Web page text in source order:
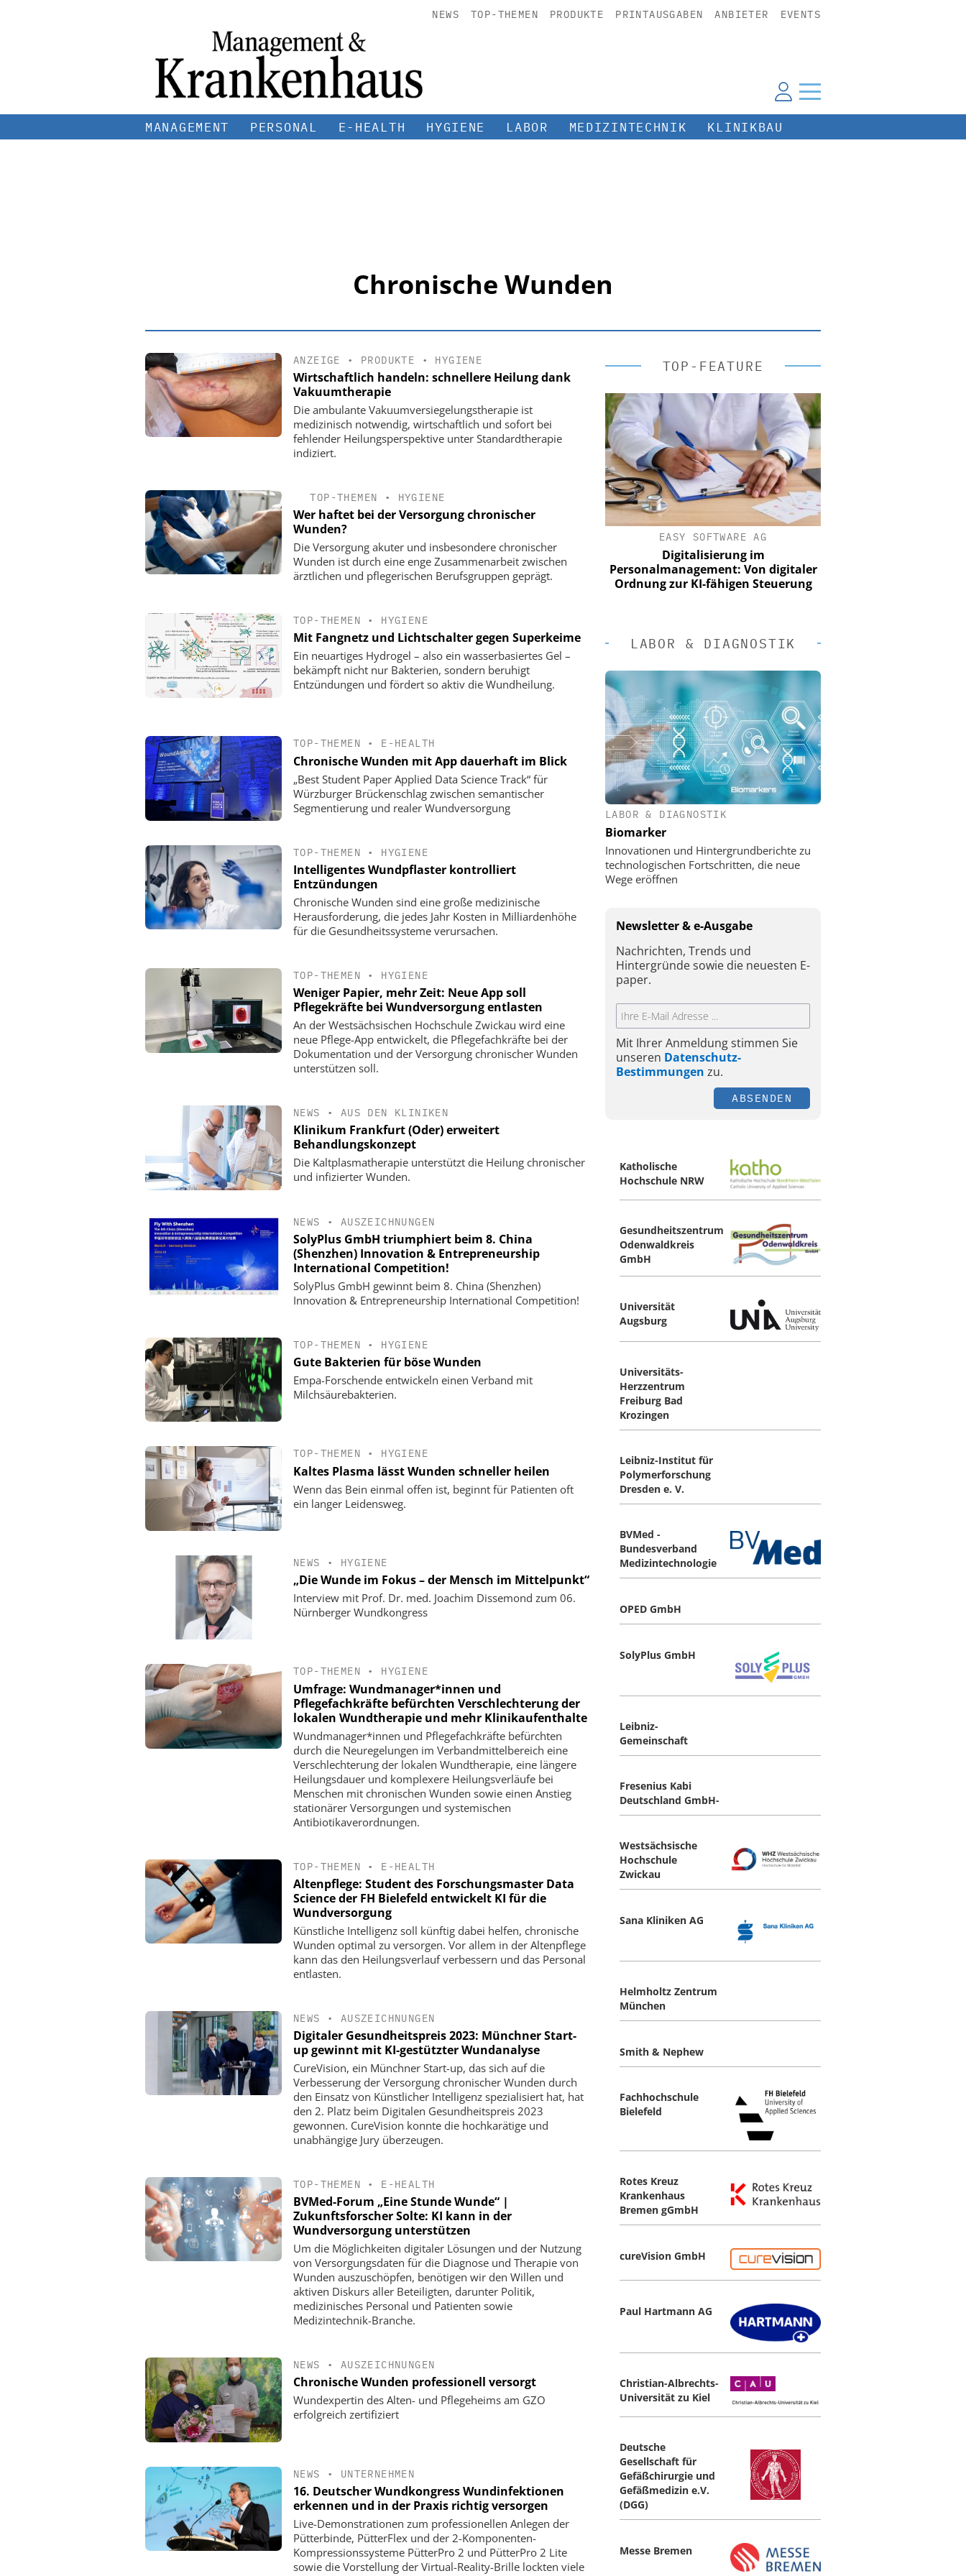
NEWS TOP-THEMEN PRODUKTE PRINTAUSGABEN ANBIETER EVENTS
MANAGEMENT PERSONAL E-HEALTH HYGIENE LABOR MEDIZINTECHNIK KLINIKBAU
Chronische Wunden
ANZEIGE • PRODUKTE • HYGIENE
Wirtschaftlich handeln: schnellere Heilung dank
Vakuumtherapie
Die ambulante Vakuumversiegelungstherapie ist
medizinisch notwendig, wirtschaftlich und sofort bei
fehlender Heilungsperspektive unter Standardtherapie
indiziert.
TOP-THEMEN • HYGIENE
Wer haftet bei der Versorgung chronischer
Wunden?
Die Versorgung akuter und insbesondere chronischer
Wunden ist durch eine enge Zusammenarbeit zwischen
ärztlichen und pflegerischen Berufsgruppen geprägt.
TOP-THEMEN • HYGIENE
Mit Fangnetz und Lichtschalter gegen Superkeime
Ein neuartiges Hydrogel – also ein wasserbasiertes Gel –
bekämpft nicht nur Bakterien, sondern beruhigt
Entzündungen und fördert so aktiv die Wundheilung.
TOP-THEMEN • E-HEALTH
Chronische Wunden mit App dauerhaft im Blick
„Best Student Paper Applied Data Science Track“ für
Würzburger Brückenschlag zwischen semantischer
Segmentierung und realer Wundversorgung
TOP-THEMEN • HYGIENE
Intelligentes Wundpflaster kontrolliert
Entzündungen
Chronische Wunden sind eine große medizinische
Herausforderung, die jedes Jahr Kosten in Milliardenhöhe
für die Gesundheitssysteme verursachen.
TOP-THEMEN • HYGIENE
Weniger Papier, mehr Zeit: Neue App soll
Pflegekräfte bei Wundversorgung entlasten
An der Westsächsischen Hochschule Zwickau wird eine
neue Pflege-App entwickelt, die Pflegefachkräfte bei der
Dokumentation und der Versorgung chronischer Wunden
unterstützen soll.
NEWS • AUS DEN KLINIKEN
Klinikum Frankfurt (Oder) erweitert
Behandlungskonzept
Die Kaltplasmatherapie unterstützt die Heilung chronischer
und infizierter Wunden.
NEWS • AUSZEICHNUNGEN
SolyPlus GmbH triumphiert beim 8. China
(Shenzhen) Innovation & Entrepreneurship
International Competition!
SolyPlus GmbH gewinnt beim 8. China (Shenzhen)
Innovation & Entrepreneurship International Competition!
TOP-THEMEN • HYGIENE
Gute Bakterien für böse Wunden
Empa-Forschende entwickeln einen Verband mit
Milchsäurebakterien.
TOP-THEMEN • HYGIENE
Kaltes Plasma lässt Wunden schneller heilen
Wenn das Bein einmal offen ist, beginnt für Patienten oft
ein langer Leidensweg.
NEWS • HYGIENE
„Die Wunde im Fokus – der Mensch im Mittelpunkt“
Interview mit Prof. Dr. med. Joachim Dissemond zum 06.
Nürnberger Wundkongress
TOP-THEMEN • HYGIENE
Umfrage: Wundmanager*innen und
Pflegefachkräfte befürchten Verschlechterung der
lokalen Wundtherapie und mehr Klinikaufenthalte
Wundmanager*innen und Pflegefachkräfte befürchten
durch die Neuregelungen im Verbandmittelbereich eine
Verschlechterung der lokalen Wundtherapie, eine längere
Heilungsdauer und komplexere Heilungsverläufe bei
Menschen mit chronischen Wunden sowie einen Anstieg
stationärer Versorgungen und systemischen
Antibiotikaverordnungen.
TOP-THEMEN • E-HEALTH
Altenpflege: Student des Forschungsmaster Data
Science der FH Bielefeld entwickelt KI für die
Wundversorgung
Künstliche Intelligenz soll künftig dabei helfen, chronische
Wunden optimal zu versorgen. Vor allem in der Altenpflege
kann das den Heilungsverlauf verbessern und das Personal
entlasten.
NEWS • AUSZEICHNUNGEN
Digitaler Gesundheitspreis 2023: Münchner Start-
up gewinnt mit KI-gestützter Wundanalyse
CureVision, ein Münchner Start-up, das sich auf die
Verbesserung der Versorgung chronischer Wunden durch
den Einsatz von Künstlicher Intelligenz spezialisiert hat, hat
den 2. Platz beim Digitalen Gesundheitspreis 2023
gewonnen. CureVision konnte die hochkarätige und
unabhängige Jury überzeugen.
TOP-THEMEN • E-HEALTH
BVMed-Forum „Eine Stunde Wunde“ |
Zukunftsforscher Solte: KI kann in der
Wundversorgung unterstützen
Um die Möglichkeiten digitaler Lösungen und der Nutzung
von Versorgungsdaten für die Diagnose und Therapie von
Wunden auszuschöpfen, benötigen wir den Willen und
aktiven Diskurs aller Beteiligten, darunter Politik,
medizinisches Personal und Patienten sowie
Medizintechnik-Branche.
NEWS • AUSZEICHNUNGEN
Chronische Wunden professionell versorgt
Wundexpertin des Alten- und Pflegeheims am GZO
erfolgreich zertifiziert
NEWS • UNTERNEHMEN
16. Deutscher Wundkongress Wundinfektionen
erkennen und in der Praxis richtig versorgen
Live-Demonstrationen zum professionellen Anlegen der
Pütterbinde, PütterFlex und der 2-Komponenten-
Kompressionssysteme PütterPro 2 und PütterPro 2 Lite
sowie die Vorstellung der Virtual-Reality-Brille lockten viele
TOP-FEATURE
EASY SOFTWARE AG
Digitalisierung im
Personalmanagement: Von digitaler
Ordnung zur KI-fähigen Steuerung
Digitalisierung im
Personalmanagement: Von digitaler
Ordnung zur KI-fähigen Steuerung
EASY SOFTWARE AG
Digitalisierung im
Personalmanagement: Von digitaler
Ordnung zur KI-fähigen Steuerung
LABOR & DIAGNOSTIK
LABOR & DIAGNOSTIK
Biomarker
Innovationen und Hintergrundberichte zu
technologischen Fortschritten, die neue
Wege eröffnen
Newsletter & e-Ausgabe
Nachrichten, Trends und
Hintergründe sowie die neuesten E-
paper.
Mit Ihrer Anmeldung stimmen Sie
unseren Datenschutz-
Bestimmungen zu.
ABSENDEN
Katholische
Hochschule NRW
Gesundheitszentrum
Odenwaldkreis
GmbH
Universität
Augsburg
Universitäts-
Herzzentrum
Freiburg Bad
Krozingen
Leibniz-Institut für
Polymerforschung
Dresden e. V.
BVMed -
Bundesverband
Medizintechnologie
OPED GmbH
SolyPlus GmbH
Leibniz-
Gemeinschaft
Fresenius Kabi
Deutschland GmbH-
Westsächsische
Hochschule
Zwickau
Sana Kliniken AG
Helmholtz Zentrum
München
Smith & Nephew
Fachhochschule
Bielefeld
Rotes Kreuz
Krankenhaus
Bremen gGmbH
cureVision GmbH
Paul Hartmann AG
Christian-Albrechts-
Universität zu Kiel
Deutsche
Gesellschaft für
Gefäßchirurgie und
Gefäßmedizin e.V.
(DGG)
Messe Bremen